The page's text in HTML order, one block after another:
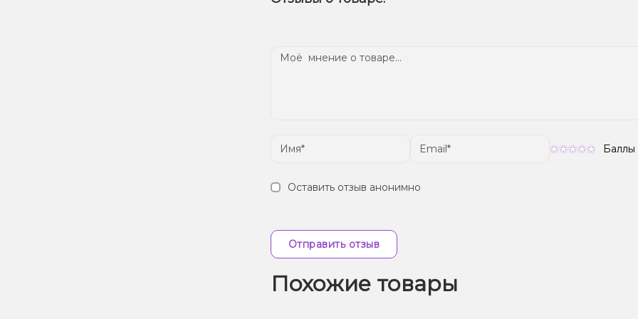
Баллы
Оставить отзыв анонимно
Отправить отзыв
Похожие товары